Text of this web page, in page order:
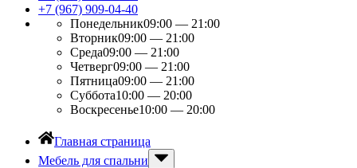
+7 (967) 909-04-40
Понедельник09:00 — 21:00
Вторник09:00 — 21:00
Среда09:00 — 21:00
Четверг09:00 — 21:00
Пятница09:00 — 21:00
Суббота10:00 — 20:00
Воскресенье10:00 — 20:00
Главная страница
Мебель для спальни